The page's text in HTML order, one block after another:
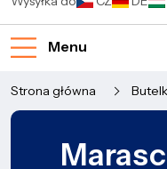
Menu
Strona główna